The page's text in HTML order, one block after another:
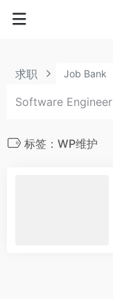
求职 Job Bank
标签：WP维护